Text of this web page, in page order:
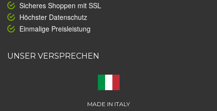
Sicheres Shoppen mit SSL
Höchster Datenschutz
Einmalige Preisleistung
UNSER VERSPRECHEN
MADE IN ITALY